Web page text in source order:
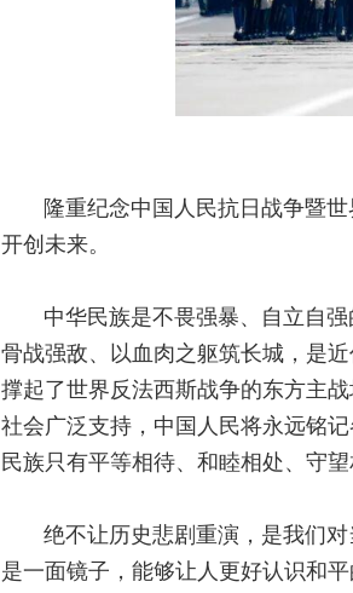
隆重纪念中国人民抗日战争暨
开创未来。
中华民族是不畏强暴、自立自
骨战强敌、以血肉之躯筑长城，是
撑起了世界反法西斯战争的东方主
社会广泛支持，中国人民将永远铭
民族只有平等相待、和睦相处、守
绝不让历史悲剧重演，是我们
是一面镜子，能够让人更好认识和